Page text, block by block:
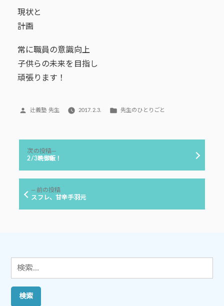
現状と
計画
常に職員の意識向上
子供らの未来を目指し
頑張ります！
投
辻義塾 先生 2017.2.3.
カ
リ
先生のひとりごと
ナ
ー
前の投稿前
の
スフレ、甘辛手羽元
次の投稿
の
2/3晩御飯！
検
索: